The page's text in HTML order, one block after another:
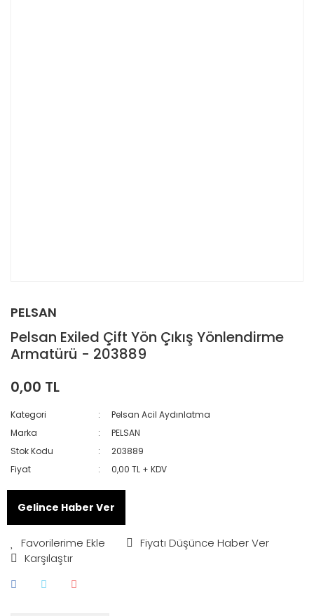
PELSAN
Pelsan Exiled Çift Yön Çıkış Yönlendirme
Armatürü - 203889
0,00 TL
Kategori
Pelsan Acil Aydınlatma
Marka
PELSAN
Stok Kodu
203889
Fiyat
0,00 TL + KDV
Gelince Haber Ver
Fiyatı Düşünce Haber Ver
Karşılaştır